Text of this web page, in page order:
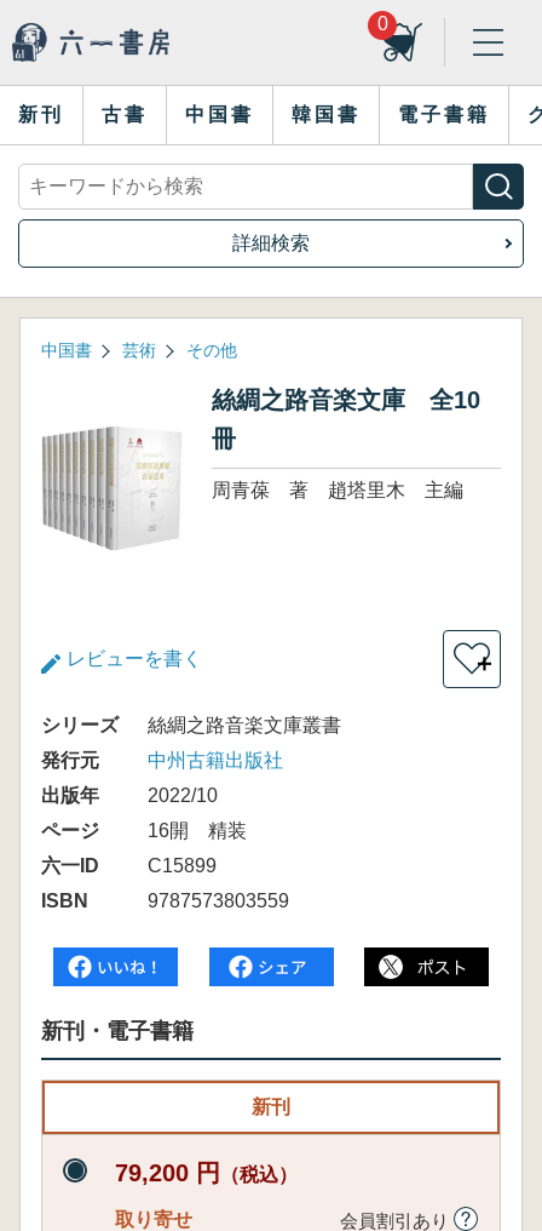
0
新刊 古書 中国書 韓国書 電子書籍
詳細検索
中国書 芸術 その他
絲綢之路音楽文庫 全10
冊
周青葆 著 趙塔里木 主編
レビューを書く ＋
シリーズ
絲綢之路音楽文庫叢書
発行元
中州古籍出版社
出版年
2022/10
ページ
16開 精装
六一ID
C15899
ISBN
9787573803559
新刊・電子書籍
新刊
79,200 円 （税込）
取り寄せ 会員割引あり